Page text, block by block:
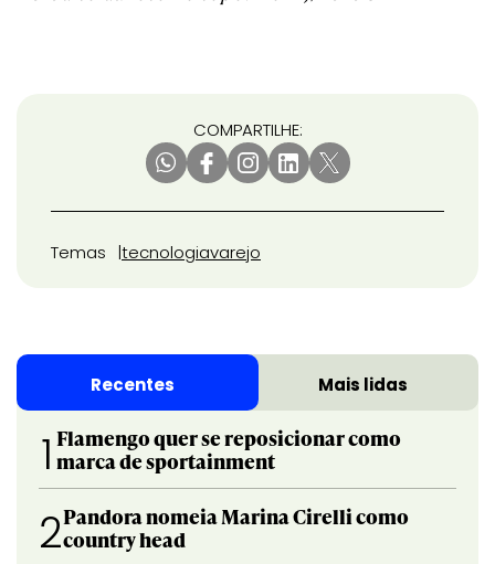
COMPARTILHE:
Temas tecnologiavarejo
Recentes Mais lidas
1 Flamengo quer se reposicionar como
marca de sportainment
2Pandora nomeia Marina Cirelli como
country head